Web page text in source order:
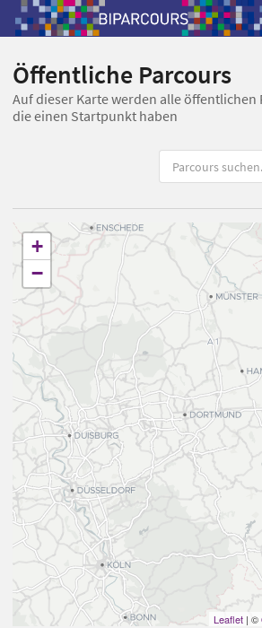
Öffentliche Parcours
Auf dieser Karte werden alle öffentlichen
die einen Startpunkt haben
+
−
Leaflet | ©